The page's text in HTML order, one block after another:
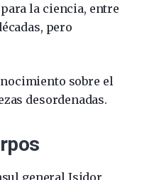
la ciencia, entre
pero
sobre el
desordenadas.